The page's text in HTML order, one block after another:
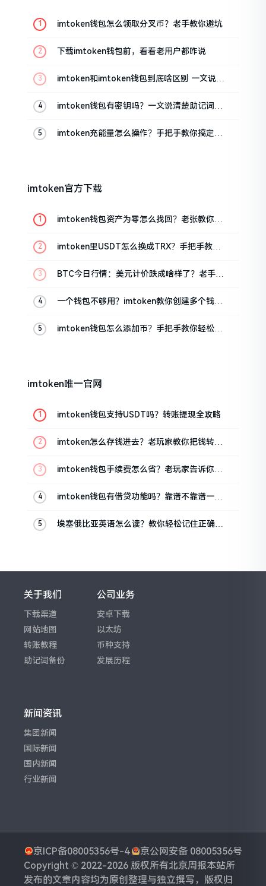
imtoken钱包怎么领取分叉币？老手教你避坑
下载imtoken钱包前，看看老用户都咋说
imtoken和imtoken钱包到底啥区别 一文说清
imtoken钱包有密钥吗？一文说清楚助记词和
imtoken充能量怎么操作？手把手教你搞定
imtoken官方下载
imtoken钱包资产为零怎么找回？老张教你几
imtoken里USDT怎么换成TRX？手把手教你
BTC今日行情：美元计价跌成啥样了？老手教
一个钱包不够用？imtoken教你创建多个钱包
imtoken钱包怎么添加币？手把手教你轻松搞
imtoken唯一官网
imtoken钱包支持USDT吗？转账提现全攻略
imtoken怎么存钱进去？老玩家教你把钱转进
imtoken钱包手续费怎么省？老玩家告诉你几
imtoken钱包有借贷功能吗？靠谱不靠谱一文
埃塞俄比亚英语怎么读？教你轻松记住正确发
关于我们
下载渠道
网站地图
转账教程
助记词备份
公司业务
安卓下载
以太坊
币种支持
发展历程
新闻资讯
集团新闻
国际新闻
国内新闻
行业新闻
京ICP备08005356号-4
京公网安备 08005356号
Copyright © 2022-2026 版权所有北京周报本站所
发布的文章内容均为原创整理与独立撰写，版权归